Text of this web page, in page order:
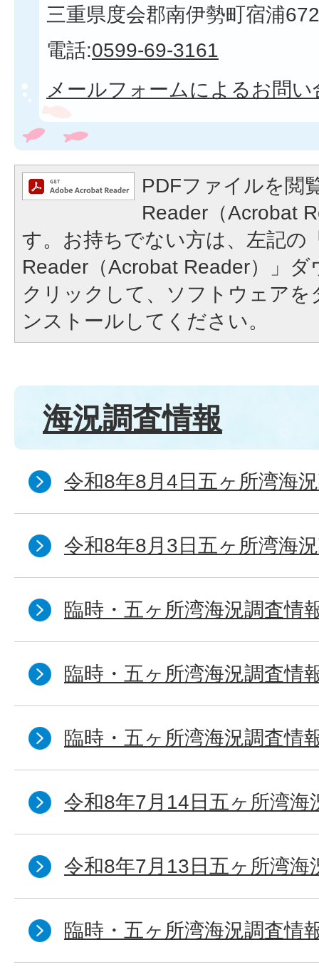
三重県度会郡南伊勢町宿浦
電話:0599-69-3161
メールフォームによるお問い
PDFファイルを閲
Reader（Acrobat
す。お持ちでない方は、左記の
Reader（Acrobat Reader）」
クリックして、ソフトウェア
ンストールしてください。
海況調査情報
令和8年8月4日五ヶ所湾海
令和8年8月3日五ヶ所湾海
臨時・五ヶ所湾海況調査情
臨時・五ヶ所湾海況調査情
臨時・五ヶ所湾海況調査情
令和8年7月14日五ヶ所湾海
令和8年7月13日五ヶ所湾海
臨時・五ヶ所湾海況調査情